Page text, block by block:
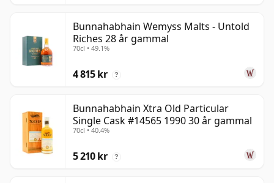
Bunnahabhain Wemyss Malts - Untold
Riches 28 år gammal
70cl • 49.1%
4 815 kr ?
Bunnahabhain Xtra Old Particular
Single Cask #14565 1990 30 år gammal
70cl • 40.4%
5 210 kr ?